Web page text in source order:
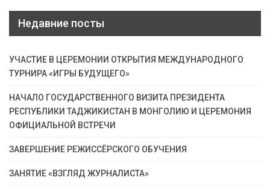
Недавние посты
УЧАСТИЕ В ЦЕРЕМОНИИ ОТКРЫТИЯ МЕЖДУНАРОДНОГО
ТУРНИРА «ИГРЫ БУДУЩЕГО»
НАЧАЛО ГОСУДАРСТВЕННОГО ВИЗИТА ПРЕЗИДЕНТА
РЕСПУБЛИКИ ТАДЖИКИСТАН В МОНГОЛИЮ И ЦЕРЕМОНИЯ
ОФИЦИАЛЬНОЙ ВСТРЕЧИ
ЗАВЕРШЕНИЕ РЕЖИССЁРСКОГО ОБУЧЕНИЯ
ЗАНЯТИЕ «ВЗГЛЯД ЖУРНАЛИСТА»